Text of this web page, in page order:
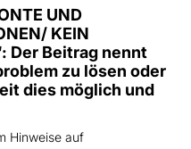
UND
KEIN
Der Beitrag nennt
zu lösen oder
dies möglich und
Hinweise auf